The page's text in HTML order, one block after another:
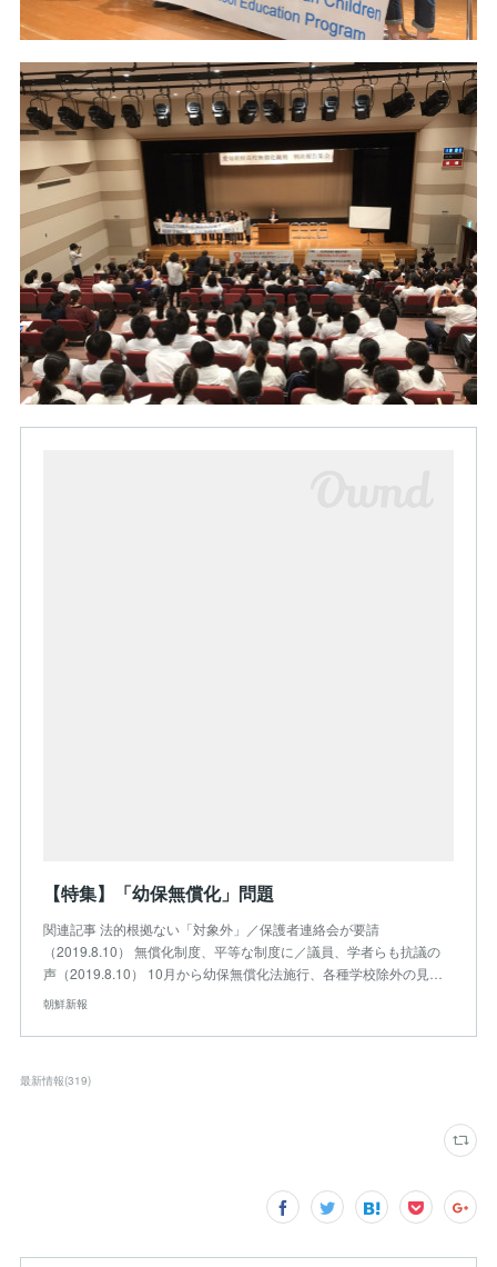
【特集】「幼保無償化」問題
関連記事 法的根拠ない「対象外」／保護者連絡会が要請
（2019.8.10） 無償化制度、平等な制度に／議員、学者らも抗議の
声（2019.8.10） 10月から幼保無償化法施行、各種学校除外の見…
朝鮮新報
最新情報(319)